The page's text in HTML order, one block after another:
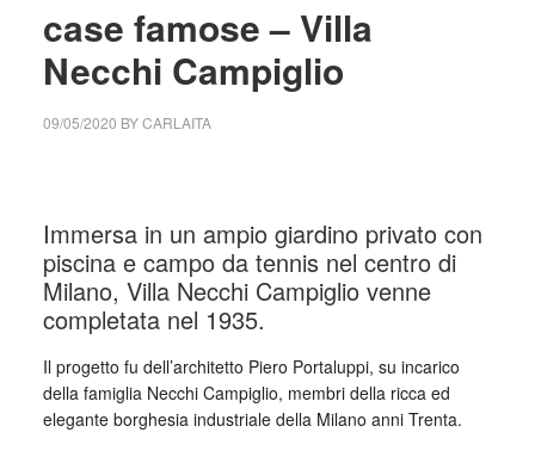
case famose – Villa
Necchi Campiglio
09/05/2020 BYCARLAITA
Immersa in un ampio giardino privato con
piscina e campo da tennis nel centro di
Milano, Villa Necchi Campiglio venne
completata nel 1935.
Il progetto fu dell’architetto Piero Portaluppi, su incarico
della famiglia Necchi Campiglio, membri della ricca ed
elegante borghesia industriale della Milano anni Trenta.